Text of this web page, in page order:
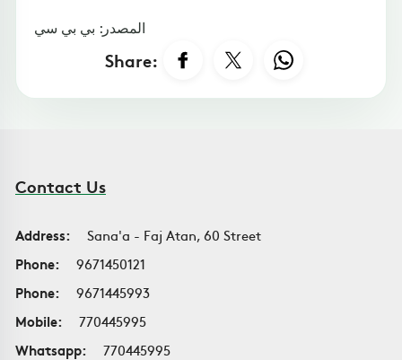
المصدر: بي بي سي
Share:
Contact Us
Address:
Sana'a - Faj Atan, 60 Street
Phone:
9671450121
Phone:
9671445993
Mobile:
770445995
Whatsapp:
770445995